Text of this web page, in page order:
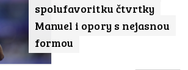
spolufavoritku čtvrtky
Manuel i opory s nejasnou
formou